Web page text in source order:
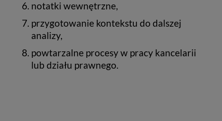
notatki wewnętrzne,
przygotowanie kontekstu do dalszej
analizy,
powtarzalne procesy w pracy kancelarii
lub działu prawnego.